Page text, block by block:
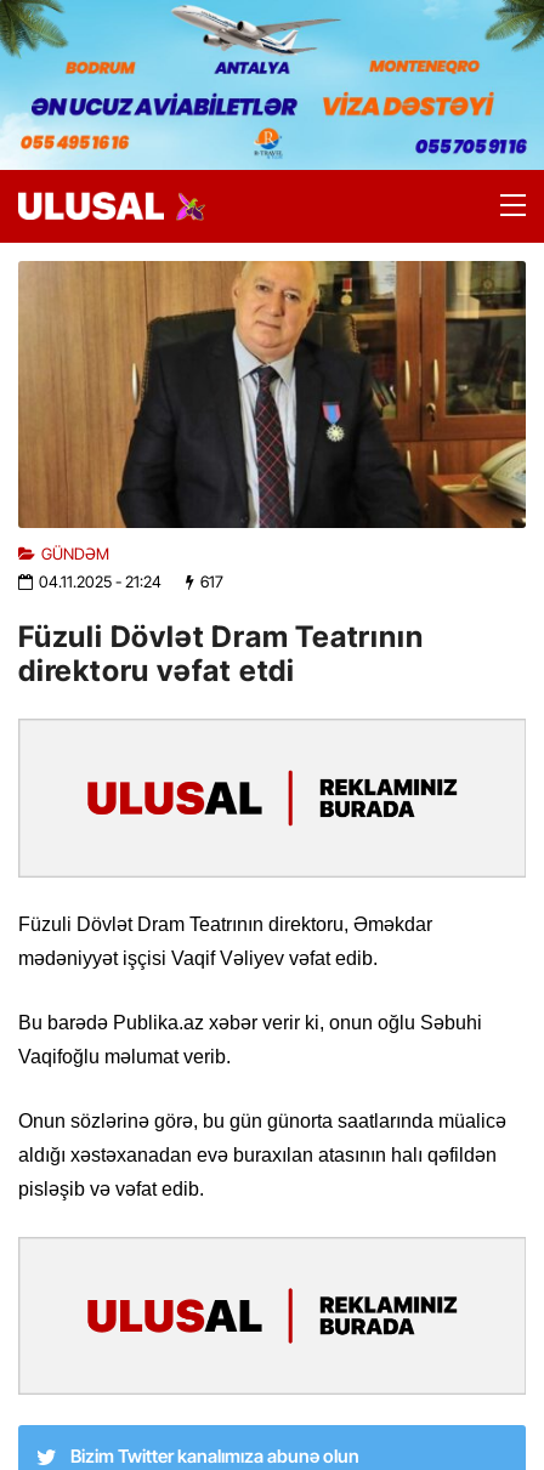
GÜNDƏM
04.11.2025- 21:24 617
Füzuli Dövlət Dram Teatrının
direktoru vəfat etdi
Füzuli Dövlət Dram Teatrının direktoru, Əməkdar
mədəniyyət işçisi Vaqif Vəliyev vəfat edib.
Bu barədə Publika.az xəbər verir ki, onun oğlu Səbuhi
Vaqifoğlu məlumat verib.
Onun sözlərinə görə, bu gün günorta saatlarında müalicə
aldığı xəstəxanadan evə buraxılan atasının halı qəfildən
pisləşib və vəfat edib.
Bizim Twitter kanalımıza abunə olun